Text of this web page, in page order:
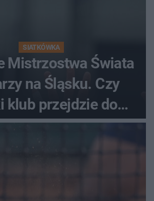
SIATKÓWKA
Mistrzostwa Świata
na Śląsku. Czy
klub przejdzie do
historii